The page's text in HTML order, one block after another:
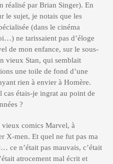
réalisé par Brian Singer). En
le sujet, je notais que les
(dans le cinéma
ne tarissaient pas d’éloge
de mon enfance, sur le sous-
vieux Stan, qui semblait
une toile de fond d’une
rien à envier à Homère.
cas étais-je ingrat au point de
?
vieux comics Marvel, à
X-men. Et quel ne fut pas ma
ce n’était pas mauvais, c’était
atrocement mal écrit et